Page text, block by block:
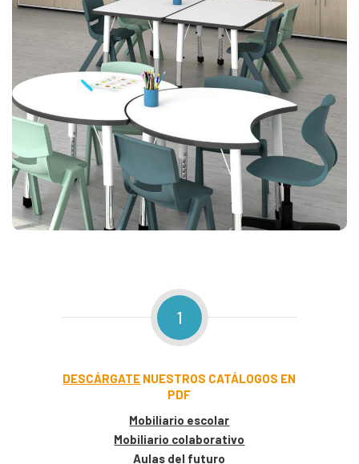
1
DESCÁRGATE NUESTROS CATÁLOGOS EN
PDF
Mobiliario escolar
Mobiliario colaborativo
Aulas del futuro